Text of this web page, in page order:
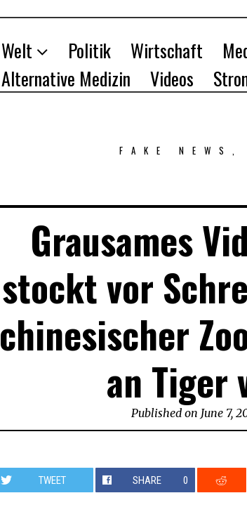
Welt Politik Wirtschaft
Alternative Medizin
Videos
FAKE
Grausames
stockt vor
chinesischer
an
Published on June 7,
TWEET SHARE 0